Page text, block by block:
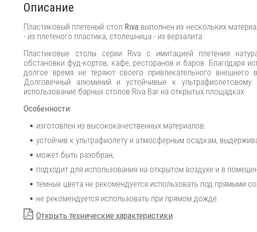
Описание
Пластиковый плетеный стол Riva выполнен из нескольких
- из плетеного пластика, столешница - из верзалита.
Пластиковые столы серии Riva с имитацией плетения
обстановки фуд-кортов, кафе, ресторанов и баров. Благодаря
долгое время не теряют своего привлекательного
Долговечный алюминий и устойчивые к
использование барных столов Riva Bar на открытых площадках.
Особенности:
изготовлен из высококачественных материалов;
устойчив к ультрафиолету и атмосферным осадкам,
может быть разобран;
подходит для использования на открытом воздухе и в
темные цвета не рекомендуется использовать под прямыми
не рекомендуется использовать при прямом дожде.
Открыть технические характеристики.